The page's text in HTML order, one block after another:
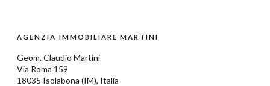
AGENZIA IMMOBILIARE MARTINI
Geom.Claudio Martini
Via Roma 159
18035 Isolabona (IM), Italia